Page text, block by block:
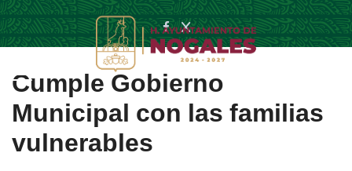
Cumple Gobierno
Municipal con las familias
vulnerables